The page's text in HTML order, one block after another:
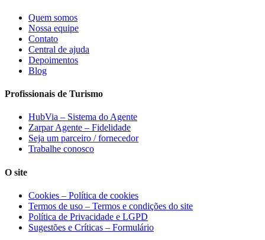
Quem somos
Nossa equipe
Contato
Central de ajuda
Depoimentos
Blog
Profissionais de Turismo
HubVia – Sistema do Agente
Zarpar Agente – Fidelidade
Seja um parceiro / fornecedor
Trabalhe conosco
O site
Cookies – Política de cookies
Termos de uso – Termos e condições do site
Política de Privacidade e LGPD
Sugestões e Críticas – Formulário